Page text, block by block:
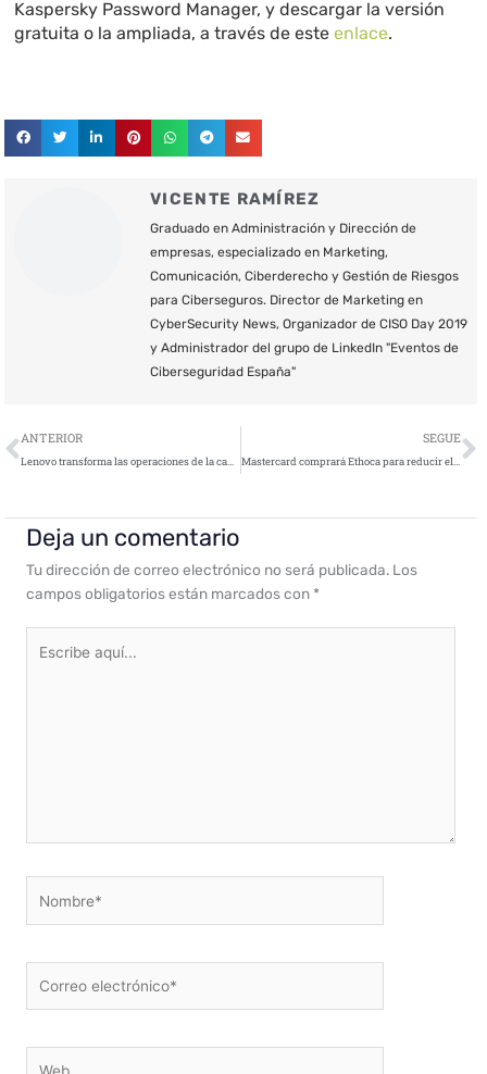
Kaspersky Password Manager, y descargar la versión
gratuita o la ampliada, a través de esteenlace.
VICENTE RAMÍREZ
Graduado en Administración y Dirección de
empresas, especializado en Marketing,
Comunicación, Ciberderecho y Gestión de Riesgos
para Ciberseguros. Director de Marketing en
CyberSecurity News, Organizador de CISO Day 2019
y Administrador del grupo de LinkedIn "Eventos de
Ciberseguridad España"
Ant
ANTERIOR
Lenovo transforma las operaciones de la cadena de suministro con Blockchain
SEGUE
Mastercard comprará Ethoca para reducir el fraude en el comercio digital
Deja un comentario
Tu dirección de correo electrónico no será publicada. Los
campos obligatorios están marcados con *
aquí...
electrónico*